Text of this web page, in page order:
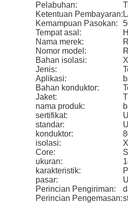
Pelabuhan:
Ketentuan Pembayaran:
Kemampuan Pasokan:
Tempat asal:
Nama merek:
Nomor model:
Bahan isolasi:
Jenis:
Aplikasi:
Bahan konduktor:
Jaket:
nama produk:
sertifikat:
standar:
konduktor:
isolasi:
Core:
ukuran:
karakteristik:
pasar:
Perincian Pengiriman:
Perincian Pengemasan: